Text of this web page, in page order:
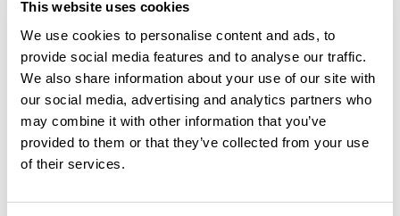
This website uses cookies
We use cookies to personalise content and ads, to
provide social media features and to analyse our traffic.
We also share information about your use of our site with
our social media, advertising and analytics partners who
may combine it with other information that you’ve
provided to them or that they’ve collected from your use
of their services.
Soyez le premier à ajouter un avis !
Ajouter un avis